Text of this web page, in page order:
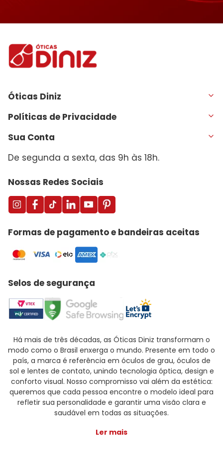
Óticas Diniz
Políticas de Privacidade
Sua Conta
De segunda a sexta, das 9h às 18h.
Nossas Redes Sociais
Formas de pagamento e bandeiras aceitas
Selos de segurança
Há mais de três décadas, as Óticas Diniz transformam o
modo como o Brasil enxerga o mundo. Presente em todo o
país, a marca é referência em óculos de grau, óculos de
sol e lentes de contato, unindo tecnologia óptica, design e
conforto visual. Nosso compromisso vai além da estética:
queremos que cada pessoa encontre o modelo ideal para
refletir sua personalidade e garantir uma visão clara e
saudável em todas as situações.
Ler mais